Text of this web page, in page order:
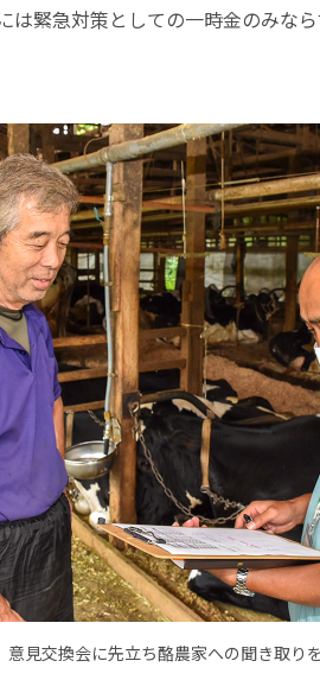
は緊急対策としての一時金のみな
意見交換会に先立ち酪農家への聞き取り